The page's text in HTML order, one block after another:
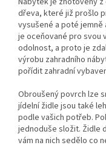
dřeva, které již prošlo
vysušené a poté
je oceňované pro svou
odolnost, a proto je
výrobu zahradního
pořídit zahradní
Obroušený povrch lze
jídelní židle jsou také
podle vašich potřeb.
jednoduše složit. Židle
vám na nich sedělo co